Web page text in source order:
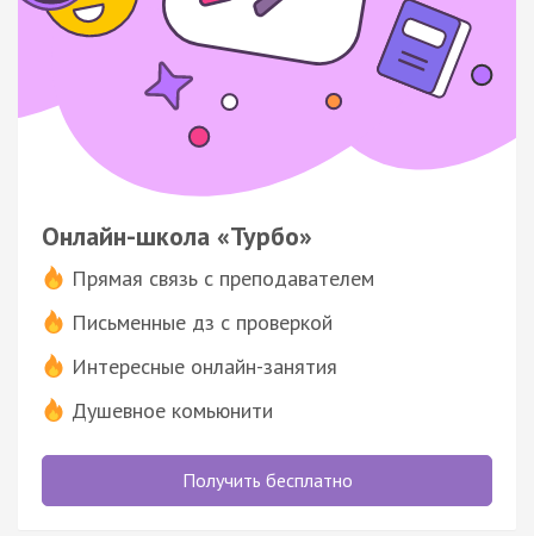
Онлайн-школа «Турбо»
Прямая связь с преподавателем
Письменные дз с проверкой
Интересные онлайн-занятия
Душевное комьюнити
Получить бесплатно